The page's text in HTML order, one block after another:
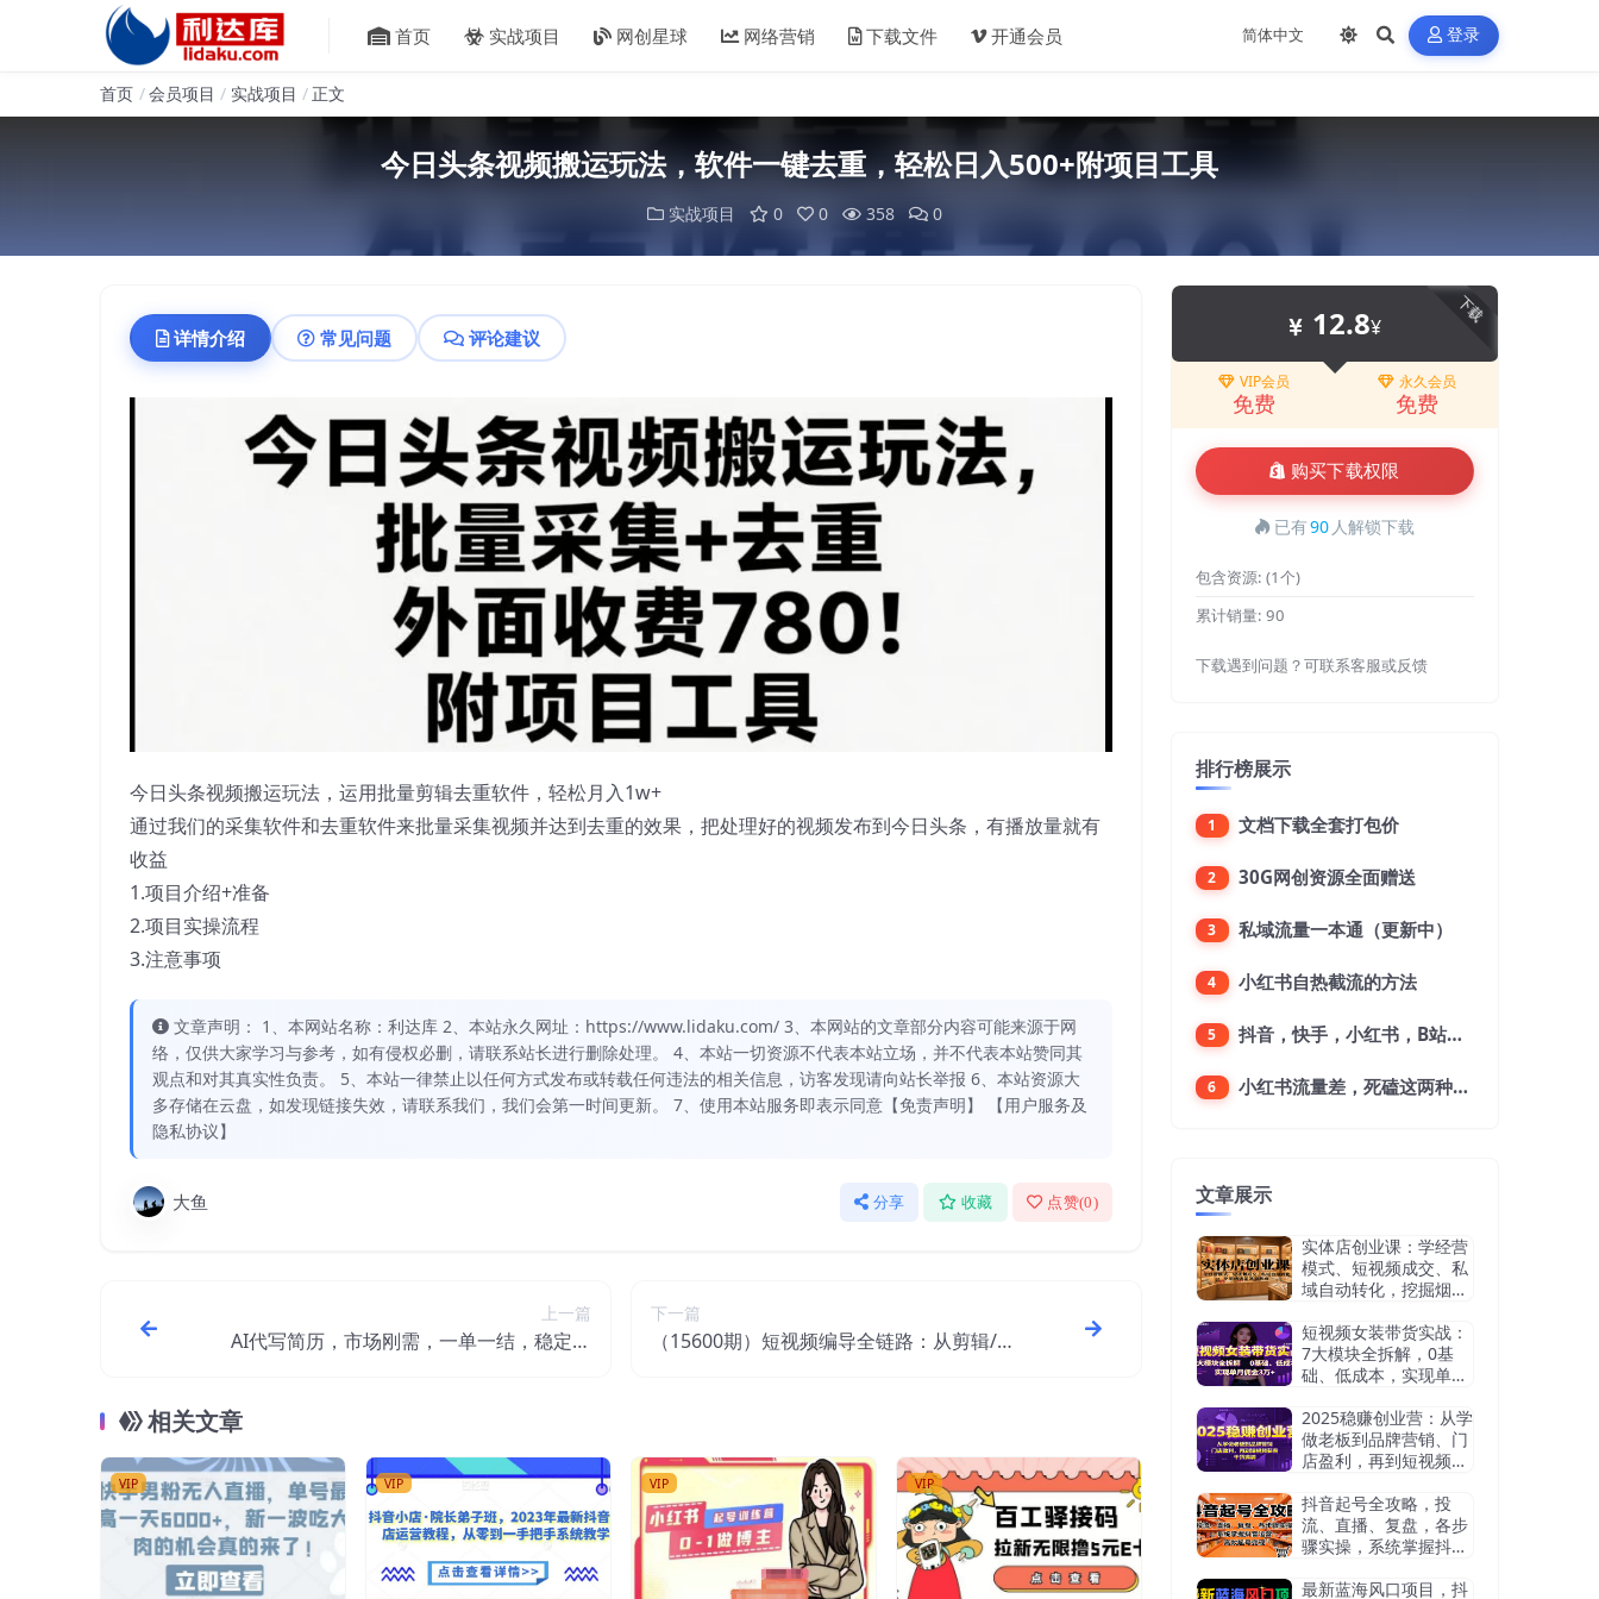
首页 实战项目 网创星球 网络营销 下载文件 开通会员 登录
首页 会员项目 实战项目 正文
今日头条视频搬运玩法，软件一键去重，轻松日入500+附项目工具
实战项目 0 0 358 0
详情介绍 常见问题 评论建议
今日头条视频搬运玩法，运用批量剪辑去重软件，轻松月入1w+
通过我们的采集软件和去重软件来批量采集视频并达到去重的效果，把处理好的视频发布到今日头条，有播放量就有
收益
1.项目介绍+准备
2.项目实操流程
3.注意事项
文章声明： 1、本网站名称：利达库 2、本站永久网址：https://www.lidaku.com/ 3、本网站的文章部分内容可能来源于网
络，仅供大家学习与参考，如有侵权必删，请联系站长进行删除处理。 4、本站一切资源不代表本站立场，并不代表本站赞同其
观点和对其真实性负责。 5、本站一律禁止以任何方式发布或转载任何违法的相关信息，访客发现请向站长举报 6、本站资源大
多存储在云盘，如发现链接失效，请联系我们，我们会第一时间更新。 7、使用本站服务即表示同意【免责声明】 【用户服务及
隐私协议】
大鱼 分享 收藏 点赞(0)
上一篇
AI代写简历，市场刚需，一单一结，稳定日
下一篇
（15600期）短视频编导全链路：从剪辑/拍
相关文章
VIP VIP VIP VIP
下载
12.8¥
VIP会员
免费
永久会员
免费
购买下载权限
已有90 人解锁下载
包含资源: (1个)
累计销量: 90
下载遇到问题？可联系客服或反馈
排行榜展示
1 文档下载全套打包价
2 30G网创资源全面赠送
3 私域流量一本通（更新中）
4 小红书自热截流的方法
5 抖音，快手，小红书，B站，微博，微信公众号，微信视频号。每一个平台，都是不一样的机会，对应不一样的赚钱思路
6 小红书流量差，死磕这两种笔记就好
文章展示
实体店创业课：学经营
模式、短视频成交、私
域自动转化，挖掘烟酒
短视频女装带货实战：
7大模块全拆解，0基
础、低成本，实现单月
2025稳赚创业营：从学
做老板到品牌营销、门
店盈利，再到短视频获
抖音起号全攻略，投
流、直播、复盘，各步
骤实操，系统掌握抖音
最新蓝海风口项目，抖